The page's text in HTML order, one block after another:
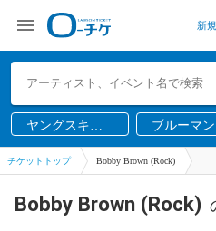
新
ヤングスキニ
ー
ブルーマン
チケットトップ Bobby Brown (Rock)
Bobby Brown (Rock)